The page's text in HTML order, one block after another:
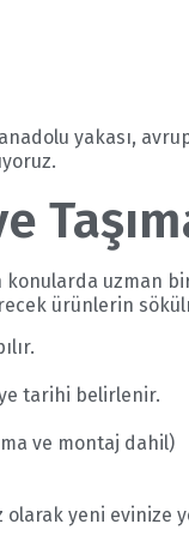
yakası,
konularda uzman
ürünlerin
tarihi belirlenir.
ve montaj dahil)
olarak yeni evinize